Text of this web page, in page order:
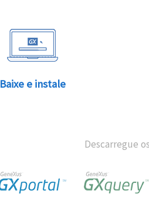
Baixe e instale
Descarregue